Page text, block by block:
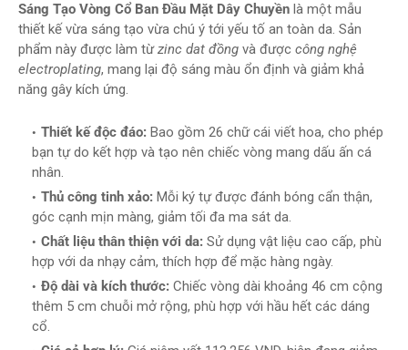
Sáng Tạo Vòng Cổ Ban Đầu Mặt Dây Chuyền là một mẫu
thiết kế vừa sáng tạo vừa chú ý tới yếu tố an toàn da. Sản
phẩm này được làm từzinc dat đồng và được công nghệ
electroplating, mang lại độ sáng màu ổn định và giảm khả
năng gây kích ứng.
Thiết kế độc đáo: Bao gồm 26 chữ cái viết hoa, cho phép
bạn tự do kết hợp và tạo nên chiếc vòng mang dấu ấn cá
nhân.
Thủ công tinh xảo: Mỗi ký tự được đánh bóng cẩn thận,
góc cạnh mịn màng, giảm tối đa ma sát da.
Chất liệu thân thiện với da: Sử dụng vật liệu cao cấp, phù
hợp với da nhạy cảm, thích hợp để mặc hàng ngày.
Độ dài và kích thước: Chiếc vòng dài khoảng 46 cm cộng
thêm 5 cm chuỗi mở rộng, phù hợp với hầu hết các dáng
cổ.